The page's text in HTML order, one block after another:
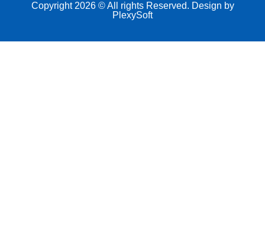
Copyright 2026 © All rights Reserved. Design by
PlexySoft